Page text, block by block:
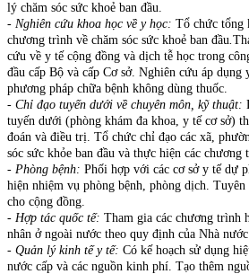
lý chăm sóc sức khoẻ ban đầu.
- Nghiên cứu khoa học về y học: Tổ chức tổng
chương trình về chăm sóc sức khoẻ ban đầu.
cứu về y tế cộng đồng và dịch tễ học trong
đầu cấp Bộ và cấp Cơ sở. Nghiên cứu áp dụng
phương pháp chữa bệnh không dùng thuốc.
- Chỉ đạo tuyến dưới về chuyên môn, kỹ thuật:
tuyến dưới (phòng khám đa khoa, y tế cơ sở)
đoán và điều trị. Tổ chức chỉ đạo các xã,
sóc sức khỏe ban đầu và thực hiện các
- Phòng bệnh: Phối hợp với các cơ sở y tế dự
hiện nhiệm vụ phòng bệnh, phòng dịch.
cho cộng đồng.
- Hợp tác quốc tế: Tham gia các chương trình
nhân ở ngoài nước theo quy định của Nhà
- Quản lý kinh tế y tế: Có kế hoạch sử dụng
nước cấp và các nguồn kinh phí. Tạo thêm